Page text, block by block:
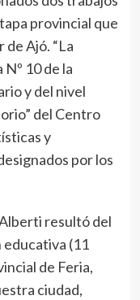
provincial que
de Ajó. “La
10 de la
y del nivel
del Centro
y
por los
resultó del
educativa (11
de Feria,
ciudad,